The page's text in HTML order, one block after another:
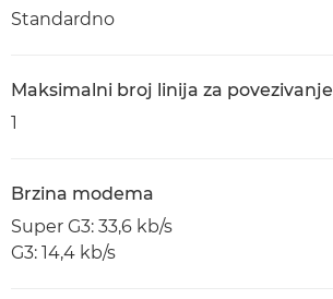
Standardno
Maksimalni broj linija za povezivanje
1
Brzina modema
Super G3: 33,6 kb/s
G3: 14,4 kb/s